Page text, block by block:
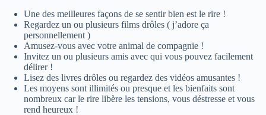
Une des meilleures façons de se sentir bien est le rire !
Regardez un ou plusieurs films drôles ( j’adore ça
personnellement )
Amusez-vous avec votre animal de compagnie !
Invitez un ou plusieurs amis avec qui vous pouvez facilement
délirer !
Lisez des livres drôles ou regardez des vidéos amusantes !
Les moyens sont illimités ou presque et les bienfaits sont
nombreux car le rire libère les tensions, vous déstresse et vous
rend heureux !